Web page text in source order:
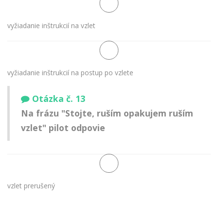
vyžiadanie inštrukcií na vzlet
vyžiadanie inštrukcií na postup po vzlete
Otázka č. 13
Na frázu "Stojte, ruším opakujem ruším
vzlet" pilot odpovie
vzlet prerušený